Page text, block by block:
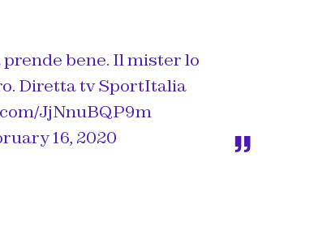
bene. Il mister lo
Diretta tv SportItalia
JjNnuBQP9m
16, 2020